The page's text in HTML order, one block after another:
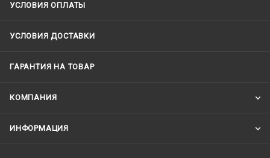
УСЛОВИЯ ОПЛАТЫ
УСЛОВИЯ ДОСТАВКИ
ГАРАНТИЯ НА ТОВАР
КОМПАНИЯ
ИНФОРМАЦИЯ